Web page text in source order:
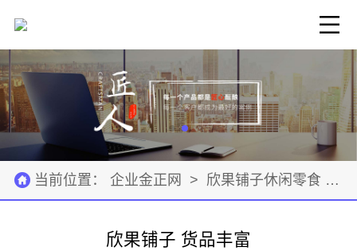
当前位置： 企业金正网 > 欣果铺子休闲零食 >
欣果铺子 货品丰富